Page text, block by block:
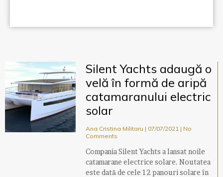
Silent Yachts adaugă o
velă în formă de aripă
catamaranului electric
solar
Ana Cristina Militaru 07/07/2021
No
Comments
Compania Silent Yachts a lansat noile
catamarane electrice solare. Noutatea
este dată de cele 12 panouri solare în